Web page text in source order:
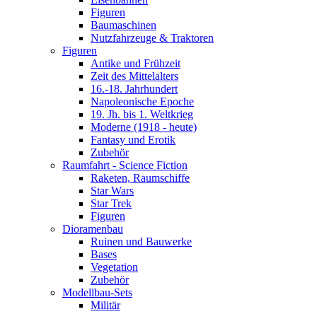
Figuren
Baumaschinen
Nutzfahrzeuge & Traktoren
Figuren
Antike und Frühzeit
Zeit des Mittelalters
16.-18. Jahrhundert
Napoleonische Epoche
19. Jh. bis 1. Weltkrieg
Moderne (1918 - heute)
Fantasy und Erotik
Zubehör
Raumfahrt - Science Fiction
Raketen, Raumschiffe
Star Wars
Star Trek
Figuren
Dioramenbau
Ruinen und Bauwerke
Bases
Vegetation
Zubehör
Modellbau-Sets
Militär